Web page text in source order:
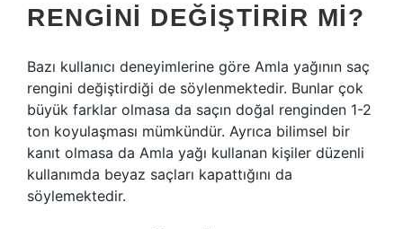
RENGINI DEĞIŞTIRIR MI?
Bazı kullanıcı deneyimlerine göre Amla yağının saç
rengini değiştirdiği de söylenmektedir. Bunlar çok
büyük farklar olmasa da saçın doğal renginden 1-2
ton koyulaşması mümkündür. Ayrıca bilimsel bir
kanıt olmasa da Amla yağı kullanan kişiler düzenli
kullanımda beyaz saçları kapattığını da
söylemektedir.